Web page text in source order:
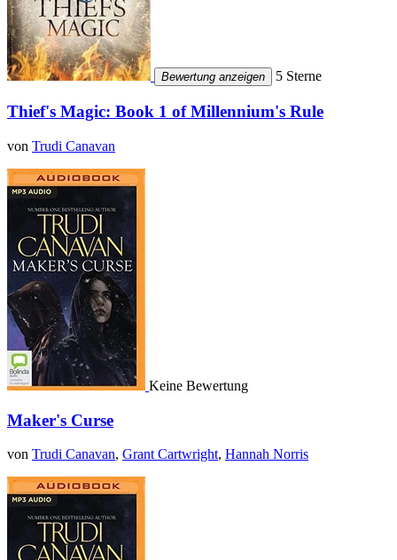
Bewertung anzeigen 5 Sterne
Thief's Magic: Book 1 of Millennium's Rule
von Trudi Canavan
Keine Bewertung
Maker's Curse
von Trudi Canavan, Grant Cartwright, Hannah Norris